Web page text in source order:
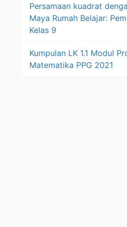
Persamaan kuadrat
Maya Rumah Belajar:
Kelas 9
Kumpulan LK 1.1 Modul
Matematika PPG 2021